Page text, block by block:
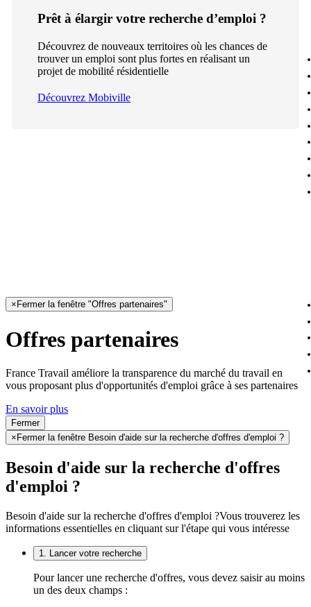
Prêt à élargir votre recherche d’emploi ?
Découvrez de nouveaux territoires où les chances de
trouver un emploi sont plus fortes en réalisant un
projet de mobilité résidentielle
Découvrez Mobiville
× Fermer la fenêtre "Offres partenaires"
Offres partenaires
France Travail améliore la transparence du marché du travail en
vous proposant plus d'opportunités d'emploi grâce à ses partenaires
En savoir plus
Fermer
× Fermer la fenêtre Besoin d'aide sur la recherche d'offres d'emploi ?
Besoin d'aide sur la recherche d'offres
d'emploi ?
Besoin d'aide sur la recherche d'offres d'emploi ?Vous trouverez les
informations essentielles en cliquant sur l'étape qui vous intéresse
1. Lancer votre recherche
Pour lancer une recherche d'offres, vous devez saisir au moins
un des deux champs :